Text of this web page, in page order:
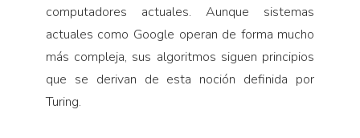
computadores actuales. Aunque sistemas
actuales como Google operan de forma mucho
más compleja, sus algoritmos siguen principios
que se derivan de esta noción definida por
Turing.